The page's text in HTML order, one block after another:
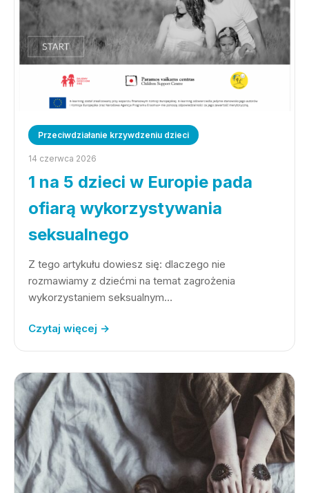
Przeciwdziałanie krzywdzeniu dzieci
14 czerwca 2026
1 na 5 dzieci w Europie pada
ofiarą wykorzystywania
seksualnego
Z tego artykułu dowiesz się: dlaczego nie
rozmawiamy z dziećmi na temat zagrożenia
wykorzystaniem seksualnym…
Czytaj więcej →